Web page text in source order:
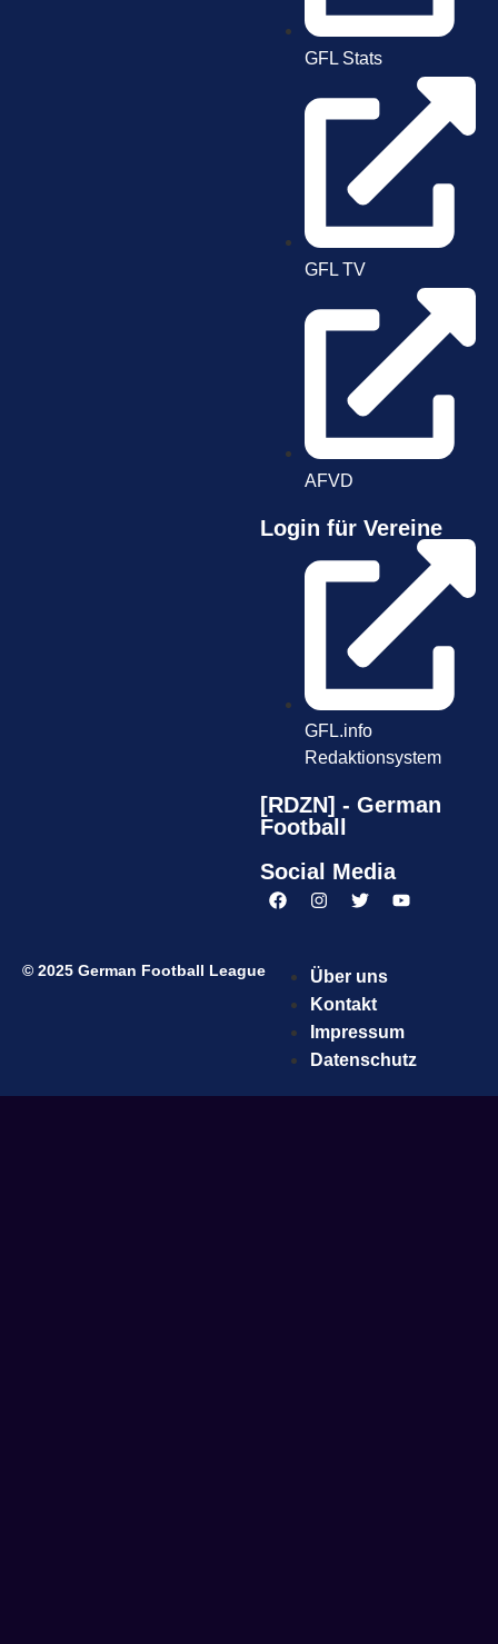
GFL Stats
GFL TV
AFVD
Login für Vereine
GFL.info
Redaktionsystem
[RDZN] - German
Football
Social Media
© 2025 German Football League
Über uns
Kontakt
Impressum
Datenschutz